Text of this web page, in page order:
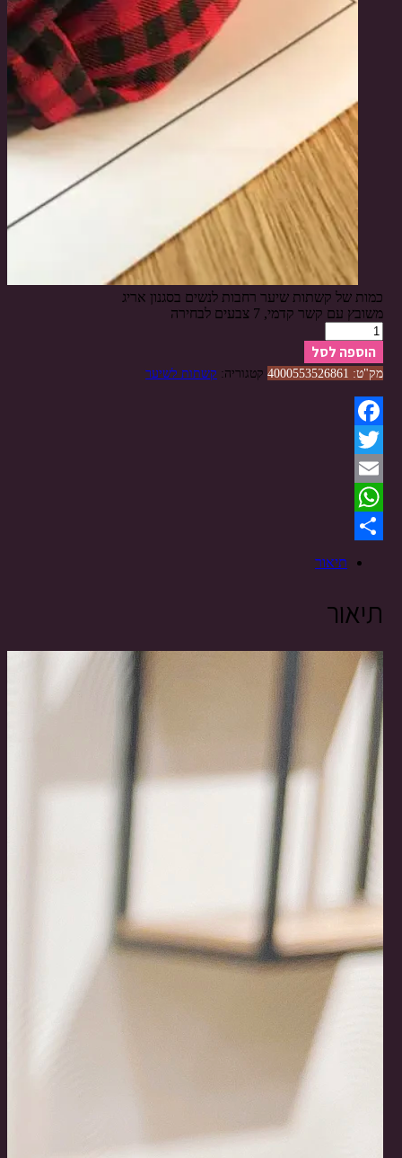
כמות של קשתות שיער רחבות לנשים בסגנון אריג
משובץ עם קשר קדמי, 7 צבעים לבחירה
הוספה לסל
מק"ט: 4000553526861 קטגוריה: קשתות לשיער
Facebook
Twitter
Email
WhatsApp
תיאור
תיאור